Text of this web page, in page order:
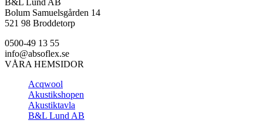
Bolum Samuelsgården 14
521 98 Broddetorp
0500-49 13 55
info@absoflex.se
VÅRA HEMSIDOR
Acqwool
Akustikshopen
Akustiktavla
B&L Lund AB